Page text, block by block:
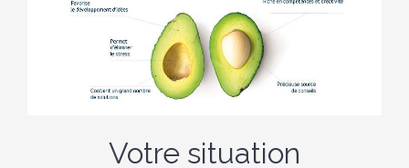
Votre situation